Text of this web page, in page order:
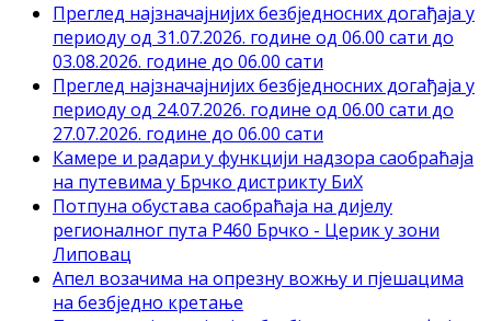
Преглед најзначајнијих безбједносних догађаја у
периоду од 31.07.2026. године од 06.00 сати до
03.08.2026. године до 06.00 сати
Преглед најзначајнијих безбједносних догађаја у
периоду од 24.07.2026. године од 06.00 сати до
27.07.2026. године до 06.00 сати
Камере и радари у функцији надзора саобраћаја
на путевима у Брчко дистрикту БиХ
Потпуна обустава саобраћаја на дијелу
регионалног пута Р460 Брчко - Церик у зони
Липовац
Апел возачима на опрезну вожњу и пјешацима
на безбједно кретање